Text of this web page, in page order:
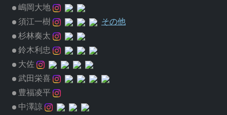
嶋岡大地
須江一樹
その他
杉林奏太
鈴木利忠
大佐
武田栄喜
豊福凌平
中澤諒